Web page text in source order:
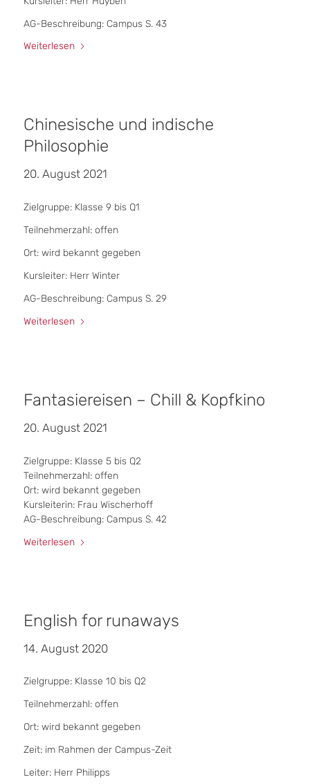
AG-Beschreibung: Campus S. 43
Weiterlesen
Chinesische und indische
Philosophie
20. August 2021
Zielgruppe: Klasse 9 bis Q1
Teilnehmerzahl: offen
Ort: wird bekannt gegeben
Kursleiter: Herr Winter
AG-Beschreibung: Campus S. 29
Weiterlesen
Fantasiereisen – Chill & Kopfkino
20. August 2021
Zielgruppe: Klasse 5 bis Q2
Teilnehmerzahl: offen
Ort: wird bekannt gegeben
Kursleiterin: Frau Wischerhoff
AG-Beschreibung: Campus S. 42
Weiterlesen
English for runaways
14. August 2020
Zielgruppe: Klasse 10 bis Q2
Teilnehmerzahl: offen
Ort: wird bekannt gegeben
Zeit: im Rahmen der Campus-Zeit
Leiter: Herr Philipps